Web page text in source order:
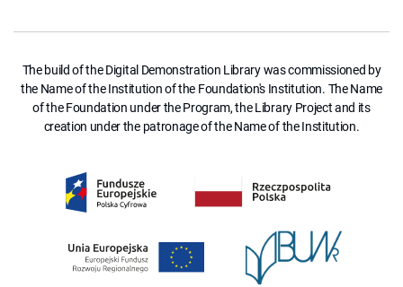
The build of the Digital Demonstration Library was commissioned by
the Name of the Institution of the Foundation's Institution. The Name
of the Foundation under the Program, the Library Project and its
creation under the patronage of the Name of the Institution.